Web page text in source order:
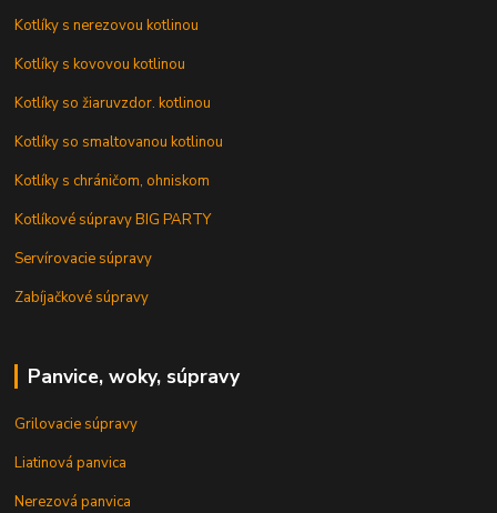
Kotlíky s nerezovou kotlinou
Kotlíky s kovovou kotlinou
Kotlíky so žiaruvzdor. kotlinou
Kotlíky so smaltovanou kotlinou
Kotlíky s chráničom, ohniskom
Kotlíkové súpravy BIG PARTY
Servírovacie súpravy
Zabíjačkové súpravy
Panvice, woky, súpravy
Grilovacie súpravy
Liatinová panvica
Nerezová panvica